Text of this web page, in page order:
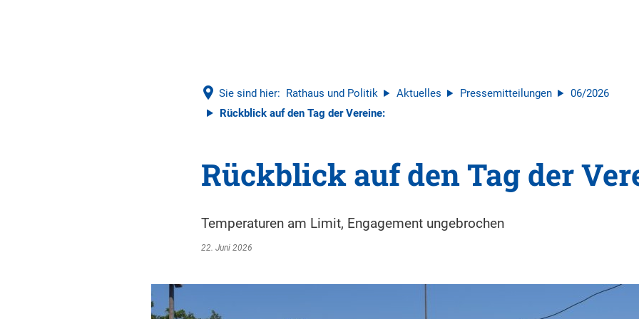
Sie sind hier: Rathaus und Politik Aktuelles Pressemitteilungen
06/2026
Rückblick auf den Tag der Vereine:
Rückblick auf den Tag der
Temperaturen am Limit, Engagement ungebrochen
22. Juni 2026